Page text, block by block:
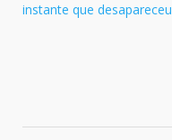
instante que desapareceu